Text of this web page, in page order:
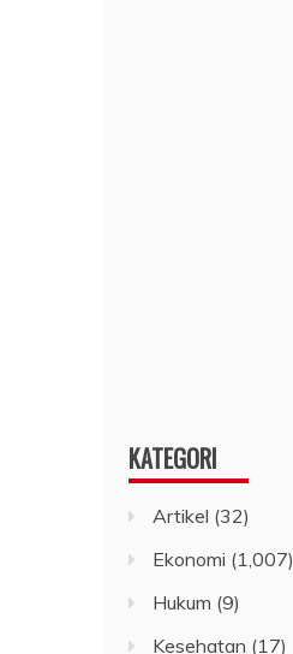
KATEGORI
Artikel (32)
Ekonomi (1,007)
Hukum (9)
Kesehatan (17)